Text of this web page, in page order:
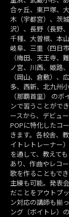
合ヶ丘、東戸塚、
木（宇都宮）、茨
沢）、長野（長野
千種、大曽根、本
岐阜、三重（四日
（梅田、天王寺
ノ宮、川西、姫路
（岡山、倉敷）、
多、西新、北九州
（那覇首里） の
ンで習うことがで
ースから、デビュ
POPに特化したコ
きます。各校舎、
イトレトレーナー
を通して、教えて
あり、作曲やレコ
歌を作ることもで
主練も可能。発表
だことをアウトプ
ン対応の講師も揃
ング（ボイトレ）